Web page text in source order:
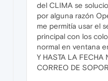
del CLIMA se
por alguna razón
me permitía usar el
principal con los
normal en ventana
Y HASTA LA FECHA
CORREO DE